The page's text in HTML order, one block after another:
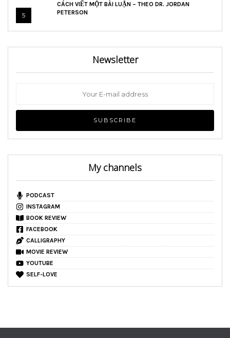
5
CÁCH VIẾT MỘT BÀI LUẬN – THEO DR. JORDAN
PETERSON
Newsletter
My channels
PODCAST
INSTAGRAM
BOOK REVIEW
FACEBOOK
CALLIGRAPHY
MOVIE REVIEW
YOUTUBE
SELF-LOVE